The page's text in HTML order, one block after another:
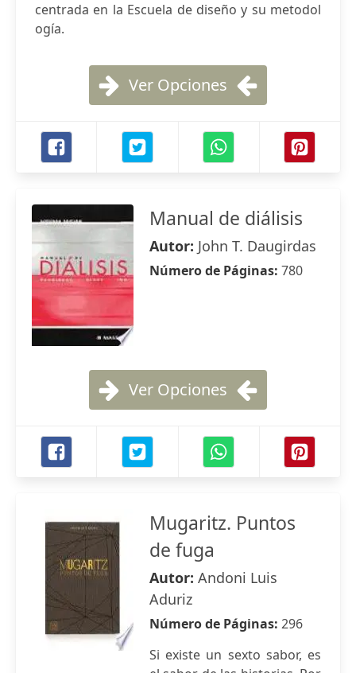
centrada en la Escuela de diseño y su metodol
ogía.
Ver Opciones
Manual de diálisis
Autor: John T. Daugirdas
Número de Páginas: 780
Ver Opciones
Mugaritz. Puntos
de fuga
Autor: Andoni Luis
Aduriz
Número de Páginas: 296
Si existe un sexto sabor, es